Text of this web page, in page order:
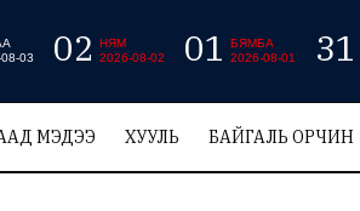
03
02
НЯМ
2026-08-02
01
БЯМБА
2026-08-01
31
МЭДЭЭ ХУУЛЬ БАЙГАЛЬ ОРЧИН